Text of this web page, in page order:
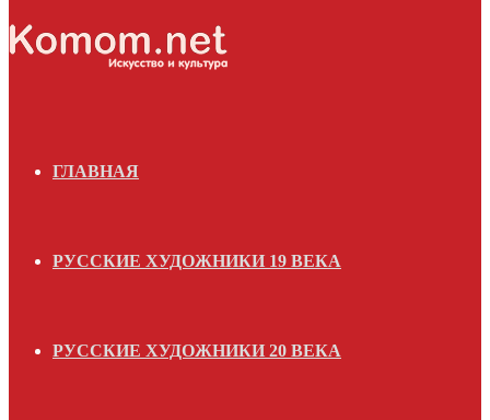
ГЛАВНАЯ
РУССКИЕ ХУДОЖНИКИ 19 ВЕКА
РУССКИЕ ХУДОЖНИКИ 20 ВЕКА